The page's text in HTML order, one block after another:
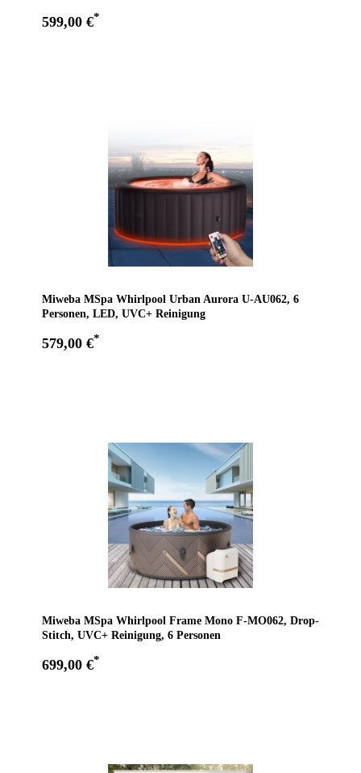
599,00 €*
Miweba MSpa Whirlpool Urban Aurora U-AU062, 6
Personen, LED, UVC+ Reinigung
579,00 €*
Miweba MSpa Whirlpool Frame Mono F-MO062, Drop-
Stitch, UVC+ Reinigung, 6 Personen
699,00 €*